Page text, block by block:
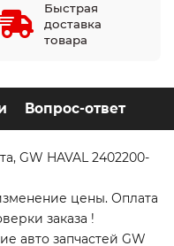
Быстрая
доставка
товара
Вопрос-ответ
GW HAVAL 2402200-
цены. Оплата
заказа !
авто запчастей GW